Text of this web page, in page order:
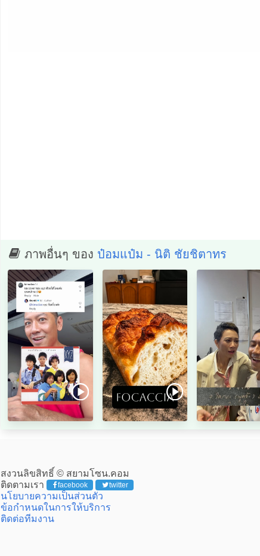
ภาพอื่นๆ ของ ป๋อมแป๋ม - นิติ ชัยชิตาทร
สงวนลิขสิทธิ์ © สยามโซน.คอม
ติดตามเรา
facebook twitter
นโยบายความเป็นส่วนตัว
ข้อกำหนดในการให้บริการ
ติดต่อทีมงาน